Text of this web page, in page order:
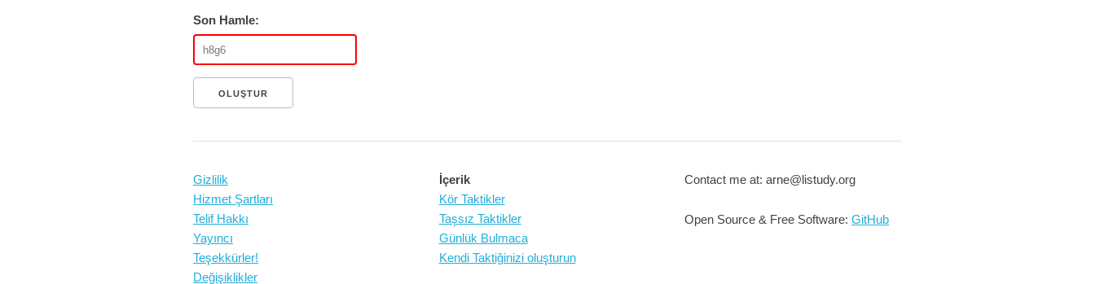
Son Hamle:
OLUŞTUR
Gizlilik
Hizmet Şartları
Telif Hakkı
Yayıncı
Teşekkürler!
Değişiklikler
İçerik
Kör Taktikler
Taşsız Taktikler
Günlük Bulmaca
Kendi Taktiğinizi oluşturun
Contact me at: arne@listudy.org
Open Source & Free Software:GitHub